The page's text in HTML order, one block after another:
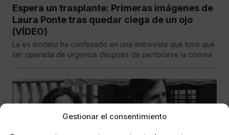
Gestionar el consentimiento
Espera un trasplante: Primeras imágenes de
Laura Ponte tras quedar ciega de un ojo
(VÍDEO)
La ex modelo ha confesado en una entrevista que tuvo que
ser operada de urgencia después de perforarse la córnea